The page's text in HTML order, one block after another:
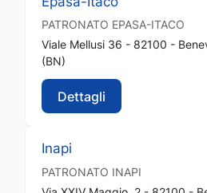
PATRONATO EPASA-ITACO
Viale Mellusi 36 - 82100 -
(BN)
Dettagli
Inapi
PATRONATO INAPI